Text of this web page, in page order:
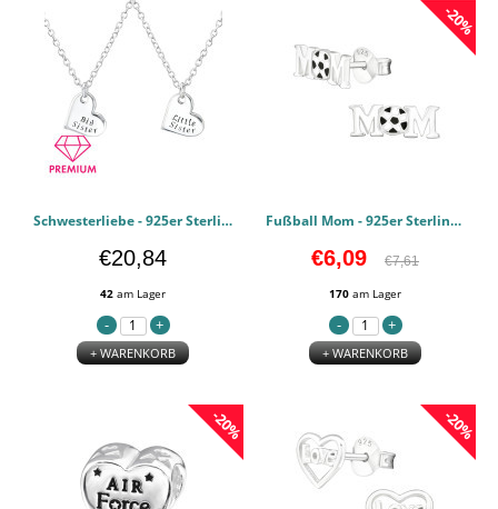
Schwesterliebe - 925er Sterling Silber Halsketten für Kinder PCJW31093
€20,84
42 am Lager
+ WARENKORB
-20%
Fußball Mom - 925er Sterling Silber Ohrstecker mit Halbedelstein PCJW29356
€6,09 €7,61
170 am Lager
+ WARENKORB
-20% -20%